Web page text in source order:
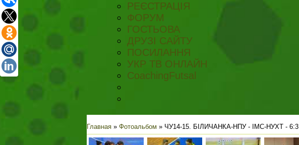
РЕЄСТРАЦІЯ
ФОРУМ
ГОСТЬОВА
ДРУЗІ САЙТУ
ПОСИЛАННЯ
УКР ТВ ОНЛАЙН
CoachingFutsal
Главная » Фотоальбом » ЧУ14-15. БІЛИЧАНКА-НПУ - ІМС-НУХТ - 6:3